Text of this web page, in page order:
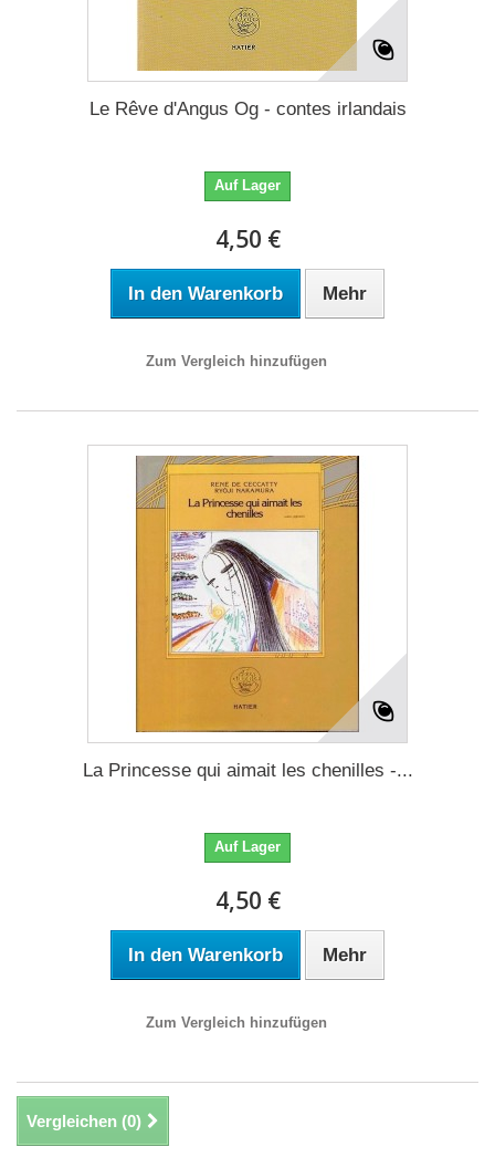
Le Rêve d'Angus Og - contes irlandais
Auf Lager
4,50 €
In den Warenkorb Mehr
Zum Vergleich hinzufügen
La Princesse qui aimait les chenilles -...
Auf Lager
4,50 €
In den Warenkorb Mehr
Zum Vergleich hinzufügen
Vergleichen (0)